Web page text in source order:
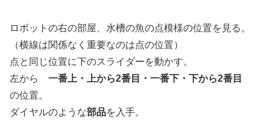
ロボットの右の部屋、水槽の魚の点模様の位置を見る。
（横線は関係なく重要なのは点の位置）
点と同じ位置に下のスライダーを動かす。
左から 一番上・上から2番目・一番下・下から2番目
の位置。
ダイヤルのような部品を入手。